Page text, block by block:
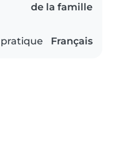
de la famille
Français